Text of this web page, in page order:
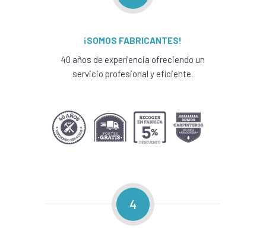
¡SOMOS FABRICANTES!
40 años de experiencia ofreciendo un
servicio profesional y eficiente.
4